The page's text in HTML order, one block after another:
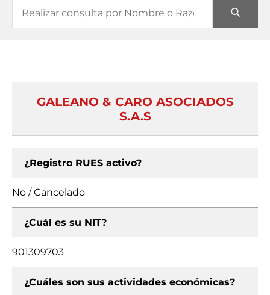
GALEANO & CARO ASOCIADOS
S.A.S
¿Registro RUES activo?
No / Cancelado
¿Cuál es su NIT?
901309703
¿Cuáles son sus actividades económicas?